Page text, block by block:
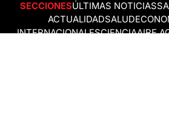
SECCIONESÚLTIMAS NOTICIAS
ACTUALIDADSALUD
INTERNACIONALESCIENCIAAIRE